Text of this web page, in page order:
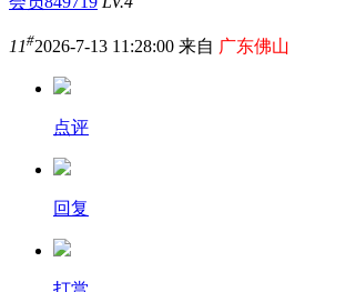
11#2026-7-13 11:28:00 来自 广东佛山
点评
回复